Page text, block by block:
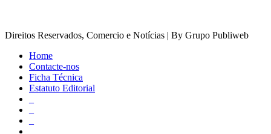
Direitos Reservados, Comercio e Notícias | By Grupo Publiweb
Home
Contacte-nos
Ficha Técnica
Estatuto Editorial